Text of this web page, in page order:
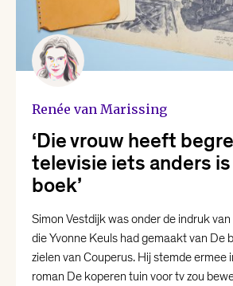
Renée van Marissing
‘Die vrouw heeft
televisie iets anders
boek’
Simon Vestdijk was onder de indruk
die Yvonne Keuls had gemaakt van De
zielen van Couperus. Hij stemde ermee
roman De koperen tuin voor tv zou